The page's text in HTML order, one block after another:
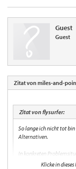
Guest
Guest
Zitat von miles-and-
Zitat von flysurfer:
So lange ich nicht tot
Alternativen.
In konkreten
LH-Crews zur
Klicke in